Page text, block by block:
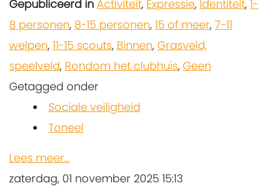
Gepubliceerd in Activiteit, Expressie, Identiteit, 1-
8 personen, 8-15 personen, 15 of meer, 7-11
welpen, 11-15 scouts, Binnen, Grasveld,
speelveld, Rondom het clubhuis, Geen
Getagged onder
Sociale veiligheid
Toneel
Lees meer...
zaterdag, 01 november 2025 15:13